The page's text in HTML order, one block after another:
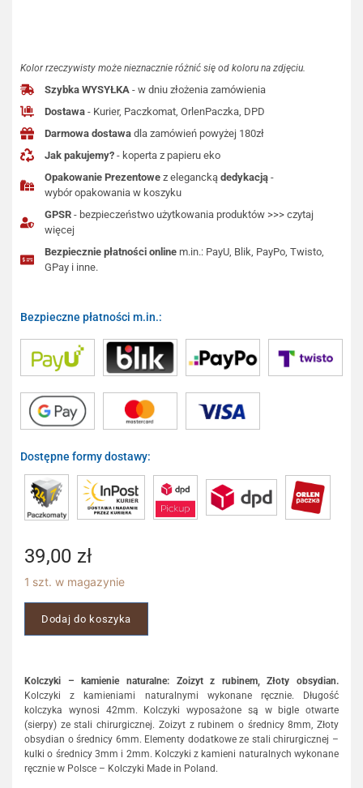
Kolor rzeczywisty może nieznacznie różnić się od koloru na zdjęciu.
Szybka WYSYŁKA - w dniu złożenia zamówienia
Dostawa - Kurier, Paczkomat, OrlenPaczka, DPD
Darmowa dostawa dla zamówień powyżej 180zł
Jak pakujemy? - koperta z papieru eko
Opakowanie Prezentowe z eleganckądedykacją -
wybór opakowania w koszyku
GPSR - bezpieczeństwo użytkowania produktów >>> czytaj
więcej
Bezpiecznie płatności online m.in.: PayU, Blik, PayPo, Twisto,
GPay i inne.
Bezpieczne płatności m.in.:
Dostępne formy dostawy:
39,00 zł
1 szt. w magazynie
Dodaj do koszyka
Kolczyki – kamienie naturalne: Zoizyt z rubinem, Złoty obsydian.
Kolczyki z kamieniami naturalnymi wykonane ręcznie. Długość
kolczyka wynosi 42mm. Kolczyki wyposażone są w bigle otwarte
(sierpy) ze stali chirurgicznej. Zoizyt z rubinem o średnicy 8mm, Złoty
obsydian o średnicy 6mm. Elementy dodatkowe ze stali chirurgicznej –
kulki o średnicy 3mm i 2mm. Kolczyki z kamieni naturalnych wykonane
ręcznie w Polsce – Kolczyki Made in Poland.